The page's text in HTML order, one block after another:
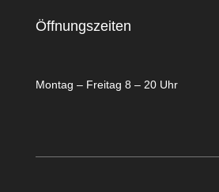
Öffnungszeiten
Montag – Freitag 8 – 20 Uhr